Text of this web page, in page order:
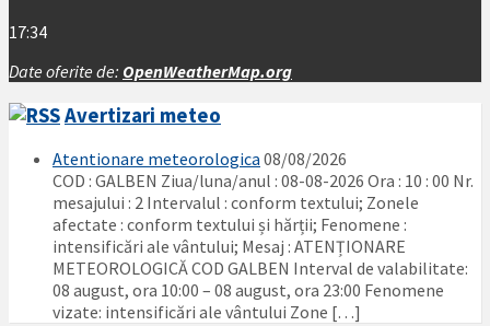
17:34
Date oferite de: OpenWeatherMap.org
Avertizari meteo
Atentionare meteorologica 08/08/2026
COD : GALBEN Ziua/luna/anul : 08-08-2026 Ora : 10 : 00 Nr.
mesajului : 2 Intervalul : conform textului; Zonele
afectate : conform textului și hărții; Fenomene :
intensificări ale vântului; Mesaj : ATENȚIONARE
METEOROLOGICĂ COD GALBEN Interval de valabilitate:
08 august, ora 10:00 – 08 august, ora 23:00 Fenomene
vizate: intensificări ale vântului Zone […]